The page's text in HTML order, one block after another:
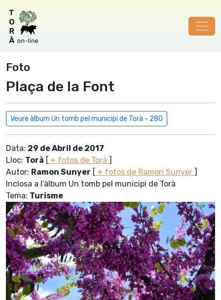
Foto
Plaça de la Font
Veure àlbum Un tomb pel municipi de Torà - 280
Data: 29 de Abril de 2017
Lloc: Torà [ + fotos de Torà ]
Autor: Ramon Sunyer [ + fotos de Ramon Sunyer ]
Inclosa a l'àlbum Un tomb pel municipi de Torà
Tema: Turisme